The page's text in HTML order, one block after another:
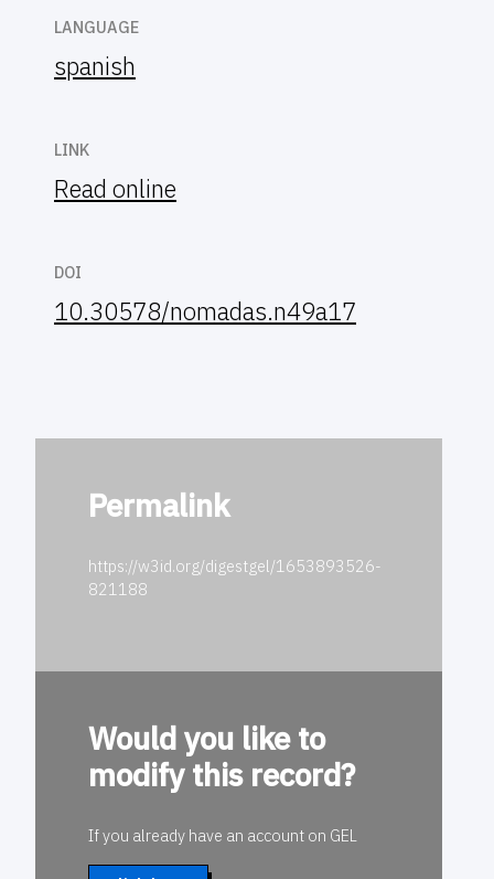
LANGUAGE
spanish
LINK
Read online
DOI
10.30578/nomadas.n49a17
Permalink
https://w3id.org/digestgel/1653893526-
821188
Would you like to
modify this record?
If you already have an account on GEL